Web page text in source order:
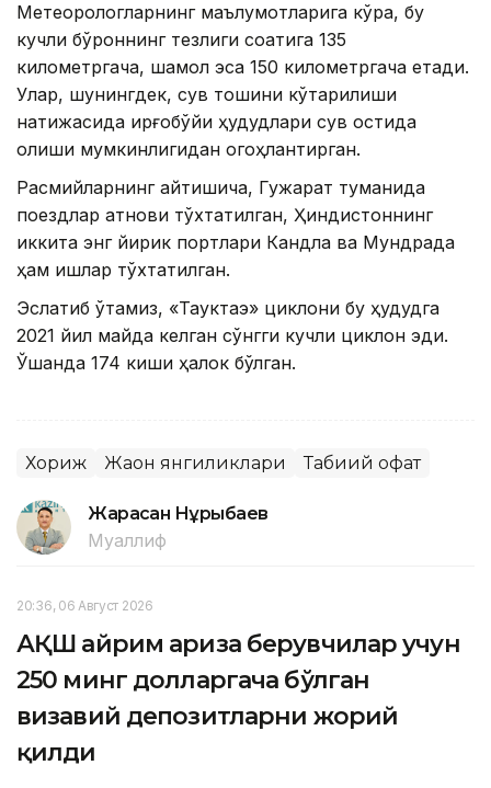
Метеорологларнинг маълумотларига кўра, бу
кучли бўроннинг тезлиги соатига 135
километргача, шамол эса 150 километргача етади.
Улар, шунингдек, сув тошқини кўтарилиши
натижасида қирғоқбўйи ҳудудлари сув остида
қолиши мумкинлигидан огоҳлантирган.
Расмийларнинг айтишича, Гужарат туманида
поездлар қатнови тўхтатилган, Ҳиндистоннинг
иккита энг йирик портлари Кандла ва Мундрада
ҳам ишлар тўхтатилган.
Эслатиб ўтамиз, «Тауктаэ» циклони бу ҳудудга
2021 йил майда келган сўнгги кучли циклон эди.
Ўшанда 174 киши ҳалок бўлган.
Хориж Жаҳон янгиликлари Табиий офат
Жарасқан Нұрыбаев
Муаллиф
20:36, 06 Август 2026
АҚШ айрим ариза берувчилар учун
250 минг долларгача бўлган
визавий депозитларни жорий
қилди